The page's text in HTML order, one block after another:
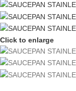
Click to enlarge